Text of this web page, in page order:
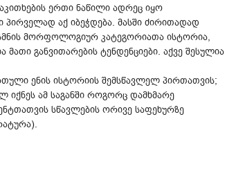
ერთი ნაწილი ადრეც იყო
პირველად აქ იბეჭდება. მასში ძირითადად
მორფოლოგიურ კატეგორიათა ისტორია,
მათი განვითარების ტენდენციები. აქვე შესულია
ენის ისტორიის შემსწავლელ პირთათვის;
იქნეს ამ საგანში როგორც დამხმარე
სწავლების ორივე საფეხურზე